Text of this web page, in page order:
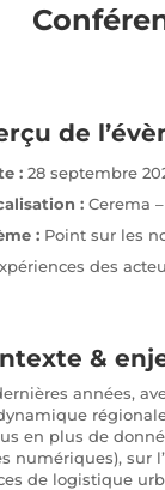
de
:28 septembre
:Cerema
: Point sur les
des
&
années,
en plus de
numériques), sur
de logistique